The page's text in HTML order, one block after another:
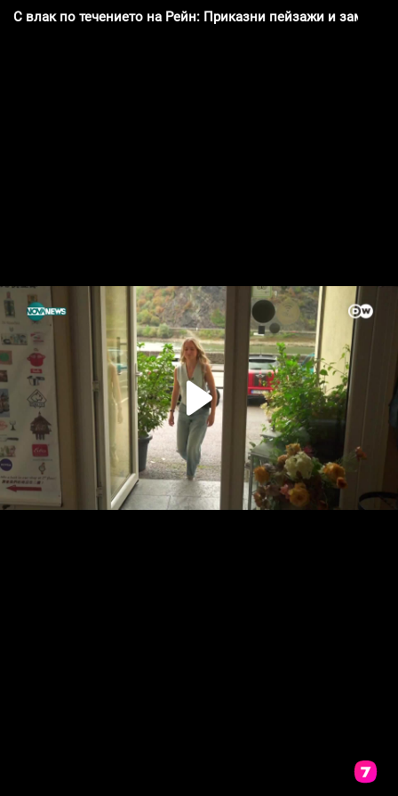
С влак по течението на Рейн: Приказни пейзажи и замъци